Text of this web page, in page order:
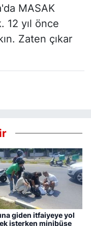
MASAK
12 yıl önce
Zaten çıkar
giden itfaiyeye yol
isterken minibüse